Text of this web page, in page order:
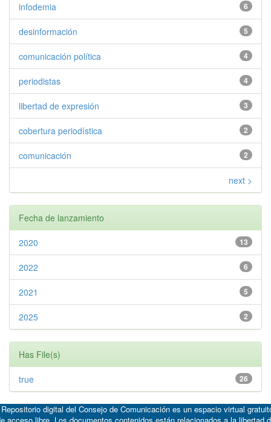
6
infodemia
5
desinformación
4
comunicación política
4
periodistas
3
libertad de expresión
2
cobertura periodística
2
comunicación
next >
Fecha de lanzamiento
13
2020
6
2022
5
2021
2
2025
Has File(s)
26
true
digital del Consejo de Comunicación es un espacio virtual